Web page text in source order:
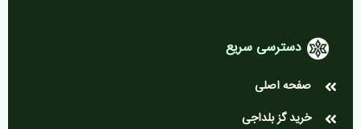
دسترسی سریع
صفحه اصلی
خرید گز بلداجی